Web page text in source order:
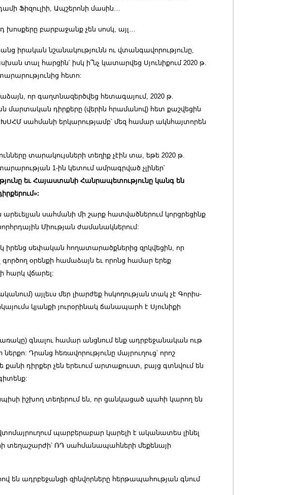
Ֆիզուլիի, Ապշերոնի մասին…
բարբաջանք չեն սոսկ, այլ…
իրական նշանակությունն ու վտանգավորությունը,
տալ հարցին՝ իսկ ի՞նչ կատարվեց Սյունիքում 2020 թ.
հետո:
որ գաղտնազերծվեց հետագայում, 2020 թ.
մարտական դիրքերը (վերին հրամանով) հետ քաշվեցին
սահմանի երկարությամբ՝ մեզ համար ակնհայտորեն
տարակույսների տեղիք չէին տա, եթե 2020 թ.
1-ին կետում ամրագրված չլիներ՝
եւ Հայաստանի Հանրապետությունը կանգ են
արեւելյան սահմանի մի շարք հատվածներում կորցրեցինք
Միության ժամանակներում:
իրենց սեփական հողատարածքներից զրկվեցին, որ
օրենքի համաձայն եւ որոնց համար երեք
հարկ վճարել:
այլեւս մեր լիարժեք հսկողության տակ չէ Գորիս-
կյանքի յուրօրինակ ճանապարհ է Սյունիքի
գնալու համար անցնում ենք ադրբեջանական ութ
Դրանց հեռավորությունը մայրուղուց՝ որոշ
քանի դիրքեր չեն երեւում արտաքուստ, բայց գտնվում են
իշխող տեղերում են, որ ցանկացած պահի կարող են
պարբերաբար կարելի է ականատես լինել
տեղաշարժի՝ ՌԴ սահմանապահների մեքենայի
են ադրբեջանցի զինվորները հերթապահության գնում